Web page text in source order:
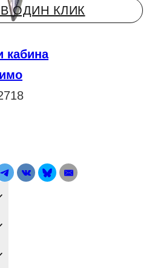
ОДИН КЛИК
кабина